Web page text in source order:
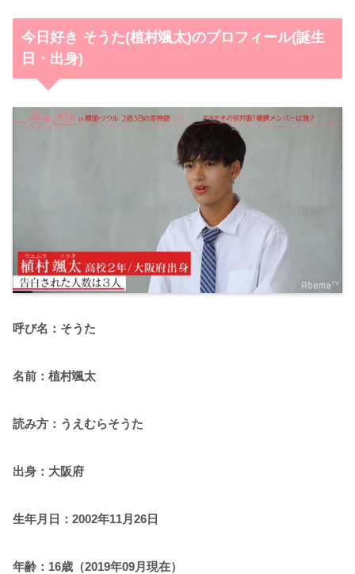
今日好き そうた(植村颯太)のプロフィール(誕生
日・出身)
呼び名：そうた
名前：植村颯太
読み方：うえむらそうた
出身：大阪府
生年月日：2002年11月26日
年齢：16歳（2019年09月現在）